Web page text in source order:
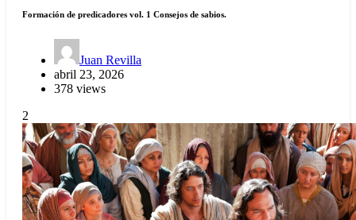
Formación de predicadores vol. 1 Consejos de sabios.
Juan Revilla
abril 23, 2026
378 views
2